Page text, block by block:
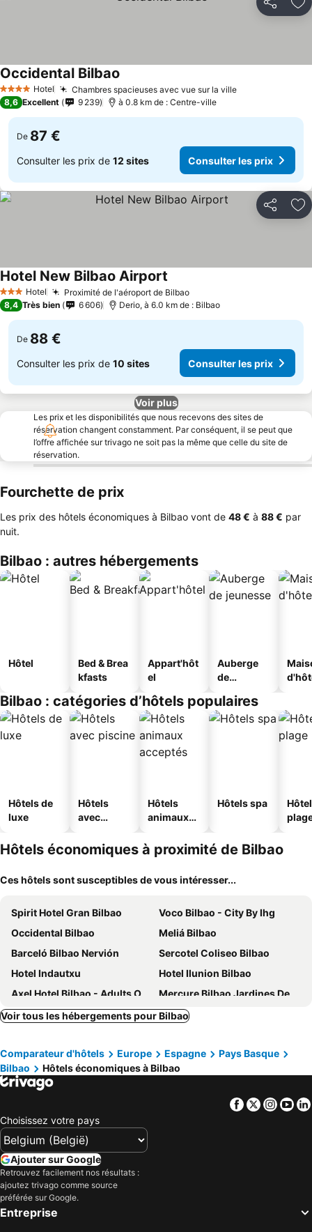
Partager
4 Étoiles Hotel Chambres spacieuses avec vue sur la villeConsulter les
Occidental Bilbao
8,6 Excellent 9 239 à 0.8 km de : Centre-ville
De 87 €
Consulter les prix de 12 sites Consulter les prix
Partager
3 ÉtoilesHotel Proximité de l'aéroport de BilbaoConsulter les prix
Hotel New Bilbao Airport
8,4 Très bien 6 606 Derio, à 6.0 km de : Bilbao
De 88 €
Consulter les prix de 10 sites Consulter les prix
Voir plus
Les prix et les disponibilités que nous recevons des sites de
réservation changent constamment. Par conséquent, il se peut que
l’offre affichée sur trivago ne soit pas la même que celle du site de
réservation.
Fourchette de prix
Les prix des hôtels économiques à Bilbao vont de ‎48 € à ‎88 € par
nuit.
Bilbao : autres hébergements
Hôtel
Bed & Brea
kfasts
Appart'hôt
el
Auberge
de
Bilbao : catégories d’hôtels populaires
Hôtels de
luxe
Hôtels
avec
Hôtels
animaux
Hôtels spa
Hôtels économiques à proximité de Bilbao
Ces hôtels sont susceptibles de vous intéresser...
Spirit Hotel Gran Bilbao
Voco Bilbao - City By Ihg
Occidental Bilbao
Meliá Bilbao
Barceló Bilbao Nervión
Sercotel Coliseo Bilbao
Hotel Indautxu
Hotel Ilunion Bilbao
Axel Hotel Bilbao - Adults Only
Mercure Bilbao Jardines De Albia
Hotel Ilunion San Mamés
Ibis Bilbao Centro
Abba Euskalduna Hotel
Sercotel Arenal Bilbao
Sercotel Ayala
Hotel Abando
Hotel Puerta de Bilbao
Basque Boutique
Radisson Collection Bilbao
Hotel Carlton
Palacio Urgoiti
Hotel Tayko Bilbao
The Artist Grand Hotel of Art
BYPILLOW Bilbo
Voir tous les hébergements pour Bilbao
Comparateur d'hôtels Europe Espagne
Pays Basque
Bilbao
Hôtels économiques à Bilbao
Facebook
Twitter
Choisissez votre pays
Ajouter sur Google
Retrouvez facilement nos résultats :
ajoutez trivago comme source
préférée sur Google.
Entreprise